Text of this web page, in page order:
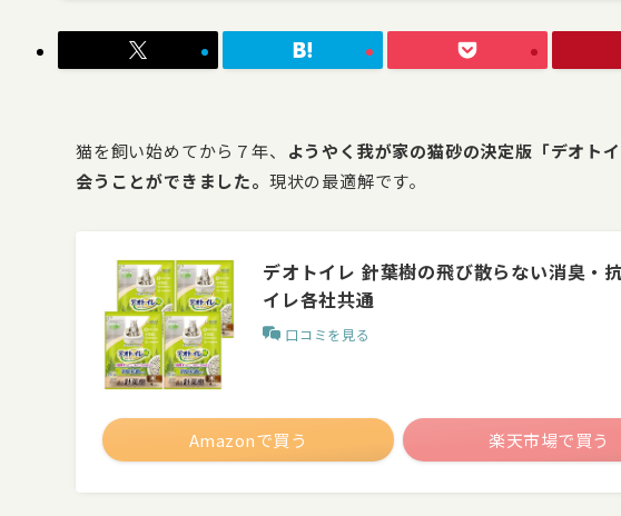
猫を飼い始めてから７年、
ようやく我が家の猫砂の決定版「デオト
会うことができました。 現状の最適解です。
デオトイレ 針葉樹の飛び散らない消臭
イレ各社共通
口コミを見る
Amazonで買う 楽天市場で買う